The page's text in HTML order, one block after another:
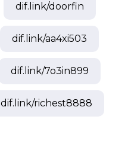
dif.link/doorfin
dif.link/aa4xi503
dif.link/7o3in899
dif.link/richest8888